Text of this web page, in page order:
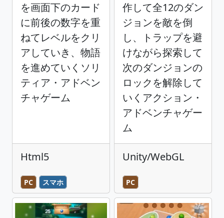
を画面下のカード
に前後の数字を重
ねてレベルをクリ
アしていき、物語
を進めていくソリ
ティア・アドベン
チャゲーム
Html5
PC スマホ
作して全12のダン
ジョンを敵を倒
し、トラップを避
けながら探索して
次のダンジョンの
ロックを解除して
いくアクション・
アドベンチャゲー
ム
Unity/WebGL
PC